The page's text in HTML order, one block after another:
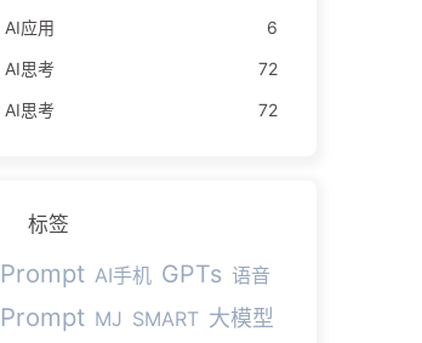
AI应用
6
AI思考
72
AI思考
72
标签
Prompt AI手机 GPTs 语音
Prompt MJ SMART 大模型